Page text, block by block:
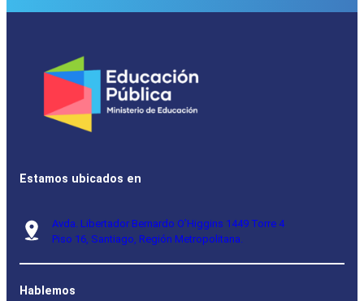
Estamos ubicados en
Avda. Libertador Bernardo O’Higgins 1449 Torre 4
Piso 16, Santiago, Región Metropolitana.
Hablemos